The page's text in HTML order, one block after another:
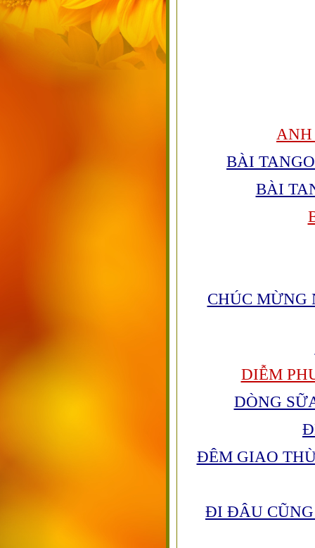
BÀI
BÀI
CHÚC MỪNG
DIỄM
DÒNG
ĐÊM GIAO
ĐI ĐÂU